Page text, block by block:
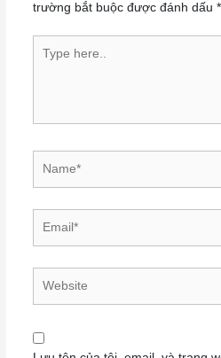
trường bắt buộc được đánh dấu *